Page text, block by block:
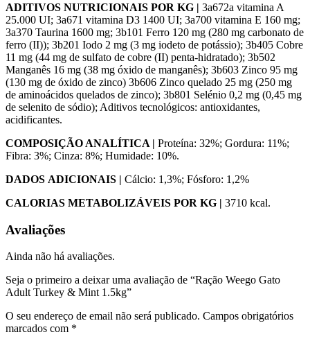
ADITIVOS NUTRICIONAIS POR KG | 3a672a vitamina A
25.000 UI; 3a671 vitamina D3 1400 UI; 3a700 vitamina E 160 mg;
3a370 Taurina 1600 mg; 3b101 Ferro 120 mg (280 mg carbonato de
ferro (II)); 3b201 Iodo 2 mg (3 mg iodeto de potássio); 3b405 Cobre
11 mg (44 mg de sulfato de cobre (II) penta-hidratado); 3b502
Manganês 16 mg (38 mg óxido de manganês); 3b603 Zinco 95 mg
(130 mg de óxido de zinco) 3b606 Zinco quelado 25 mg (250 mg
de aminoácidos quelados de zinco); 3b801 Selénio 0,2 mg (0,45 mg
de selenito de sódio); Aditivos tecnológicos: antioxidantes,
acidificantes.
COMPOSIÇÃO ANALÍTICA | Proteína: 32%; Gordura: 11%;
Fibra: 3%; Cinza: 8%; Humidade: 10%.
DADOS ADICIONAIS | Cálcio: 1,3%; Fósforo: 1,2%
CALORIAS METABOLIZÁVEIS POR KG | 3710 kcal.
Avaliações
Ainda não há avaliações.
Seja o primeiro a deixar uma avaliação de “Ração Weego Gato
Adult Turkey & Mint 1.5kg”
O seu endereço de email não será publicado. Campos obrigatórios
marcados com *